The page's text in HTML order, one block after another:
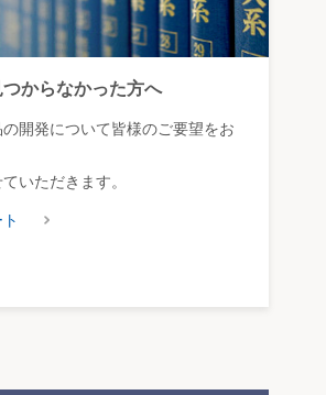
からなかった方へ
開発について皆様のご要望をお
いただきます。